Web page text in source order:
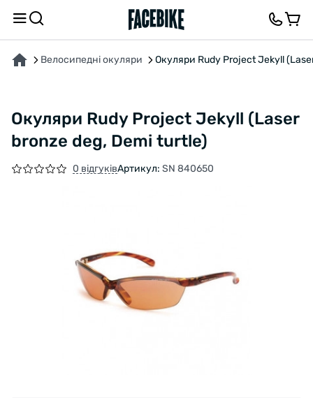
Велосипедні окуляри Окуляри Rudy Project Jekyll
Окуляри Rudy Project Jekyll (Laser
bronze deg, Demi turtle)
0 відгуківАртикул: SN 840650
ПРО ТОВАР ХАРАКТЕРИСТИКИОПИС ВІДГУКИ ТА ЗАПИТАННЯ